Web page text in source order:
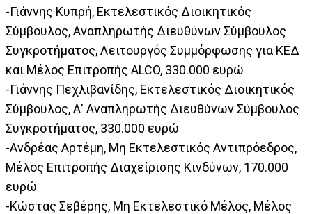
-Γιάννης Κυπρή, Εκτελεστικός Διοικητικός
Σύμβουλος, Αναπληρωτής Διευθύνων Σύμβουλος
Συγκροτήματος, Λειτουργός Συμμόρφωσης για ΚΕΔ
και Μέλος Επιτροπής ALCO, 330.000 ευρώ
-Γιάννης Πεχλιβανίδης, Εκτελεστικός Διοικητικός
Σύμβουλος, Α' Αναπληρωτής Διευθύνων Σύμβουλος
Συγκροτήματος, 330.000 ευρώ
-Ανδρέας Αρτέμη, Μη Εκτελεστικός Αντιπρόεδρος,
Μέλος Επιτροπής Διαχείρισης Κινδύνων, 170.000
ευρώ
-Κώστας Σεβέρης, Μη Εκτελεστικό Μέλος, Μέλος